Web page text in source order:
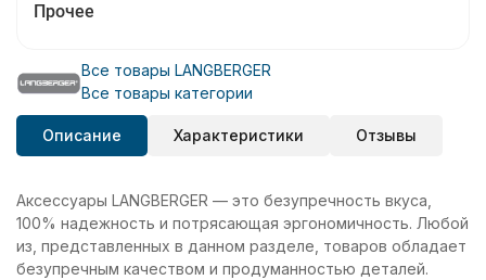
Прочее
Все товары LANGBERGER
Все товары категории
Описание Характеристики Отзывы
Аксессуары LANGBERGER — это безупречность вкуса,
100% надежность и потрясающая эргономичность. Любой
из, представленных в данном разделе, товаров обладает
безупречным качеством и продуманностью деталей.